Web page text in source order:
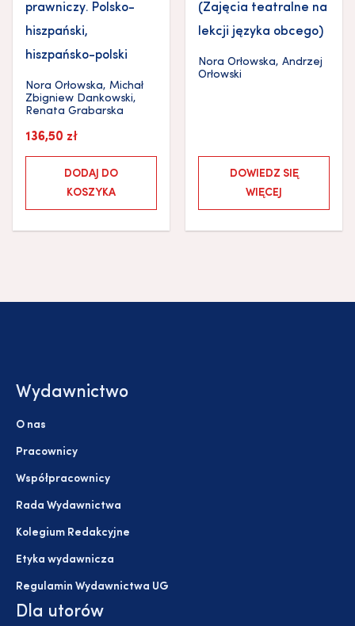
prawniczy. Polsko-
hiszpański,
hiszpańsko-polski
Nora Orłowska, Michał
Zbigniew Dankowski,
Renata Grabarska
136,50 zł
DODAJ DO
KOSZYKA
(Zajęcia teatralne na
lekcji języka obcego)
Nora Orłowska, Andrzej
Orłowski
DOWIEDZ SIĘ
WIĘCEJ
Wydawnictwo
O nas
Pracownicy
Współpracownicy
Rada Wydawnictwa
Kolegium Redakcyjne
Etyka wydawnicza
Regulamin Wydawnictwa UG
Dla utorów